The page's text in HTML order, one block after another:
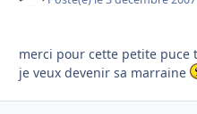
merci pour cette petite puce
je veux devenir sa marraine